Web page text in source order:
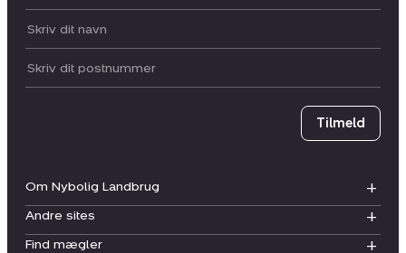
Om Nybolig Landbrug
Andre sites
Find mægler
Dit navn:
Postnummer
Tilmeld